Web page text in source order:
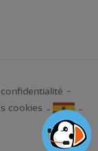
cookies